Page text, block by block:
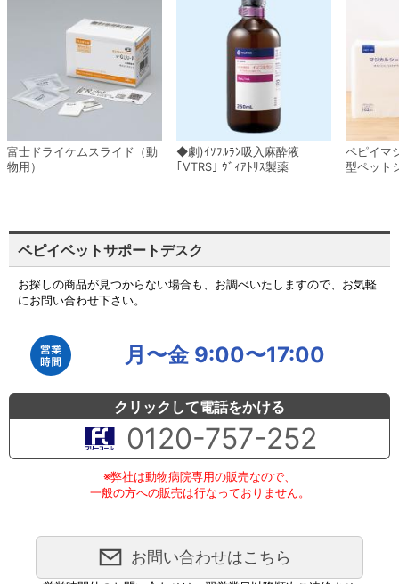
富士ドライケムスライド（動
物用）
◆劇)ｲｿﾌﾙﾗﾝ吸入麻酔液
｢VTRS｣ ｳﾞｨｱﾄﾘｽ製薬
ペピイマ
型ペット
ペピイベットサポートデスク
お探しの商品が見つからない場合も、お調べいたしますので、お気軽
にお問い合わせ下さい。
月〜金 9:00〜17:00
クリックして電話をかける
0120-757-252
※弊社は動物病院専用の販売なので、
一般の方への販売は行なっておりません。
お問い合わせはこちら